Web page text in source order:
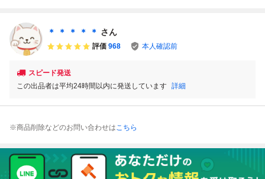
＊ ＊ ＊ ＊ ＊ さん
評価 968 本人確認前
スピード発送
この出品者は平均24時間以内に発送しています 詳細
※商品削除などのお問い合わせはこちら